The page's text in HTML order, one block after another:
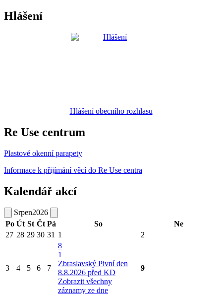
Hlášení
Hlášení obecního rozhlasu
Re Use centrum
Plastové okenní parapety
Informace k přijímání věcí do Re Use centra
Kalendář akcí
Srpen2026
Po Út St Čt Pá So
Ne
27 28 29 30 31 1 2
3 4 5 6 7
8
1
Zbraslavský Pivní den
8.8.2026 před KD
Zobrazit všechny
záznamy ze dne
9